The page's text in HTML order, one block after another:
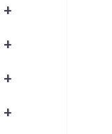
+
+
+
+